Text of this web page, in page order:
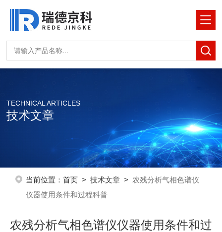
TECHNICAL ARTICLES
技术文章
当前位置： 首页> 技术文章> 农残分析气相色谱仪
仪器使用条件和过程科普
农残分析气相色谱仪仪器使用条件和过